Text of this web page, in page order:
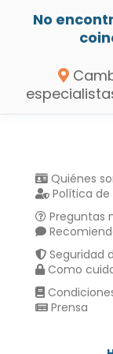
No
Quiénes
Política
Preguntas
Seguridad
Como
Prensa